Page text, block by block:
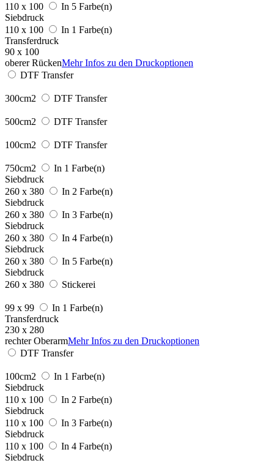
110 x 100
In 5 Farbe(n)
Siebdruck
110 x 100
In 1 Farbe(n)
Transferdruck
90 x 100
oberer RückenMehr Infos zu den Druckoptionen
DTF Transfer
300cm2 DTF Transfer
500cm2 DTF Transfer
100cm2 DTF Transfer
750cm2
In 1 Farbe(n)
Siebdruck
260 x 380
In 2 Farbe(n)
Siebdruck
260 x 380
In 3 Farbe(n)
Siebdruck
260 x 380
In 4 Farbe(n)
Siebdruck
260 x 380
In 5 Farbe(n)
Siebdruck
260 x 380
Stickerei
99 x 99
In 1 Farbe(n)
Transferdruck
230 x 280
rechter OberarmMehr Infos zu den Druckoptionen
DTF Transfer
100cm2
In 1 Farbe(n)
Siebdruck
110 x 100
In 2 Farbe(n)
Siebdruck
110 x 100
In 3 Farbe(n)
Siebdruck
110 x 100
In 4 Farbe(n)
Siebdruck